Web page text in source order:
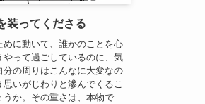
装ってくださる
めに動いて、誰かのことを心
やって過ごしているのに、気
分の周りはこんなに大変なの
思いがじわりと滲んでくるこ
うか。その重さは、本物で